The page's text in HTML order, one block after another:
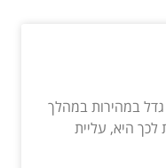
גדל במהירות במהלך
היא, עליית